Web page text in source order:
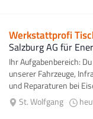
Werkstattprofi
Salzburg AG für
Ihr Aufgabenbereich:
unserer Fahrzeuge,
und Reparaturen bei
Gebäuden...
St. Wolfgang